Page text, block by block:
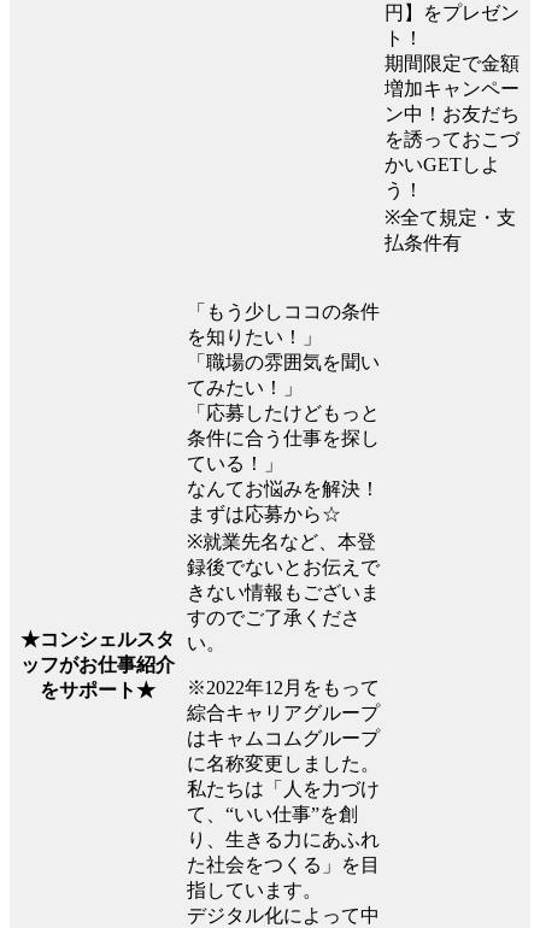
円】をプレゼン
ト！
期間限定で金額
増加キャンペー
ン中！お友だち
を誘っておこづ
かいGETしよ
う！
※全て規定・支
払条件有
★コンシェルスタ
ッフがお仕事紹介
をサポート★
「もう少しココの条件
を知りたい！」
「職場の雰囲気を聞い
てみたい！」
「応募したけどもっと
条件に合う仕事を探し
ている！」
なんてお悩みを解決！
まずは応募から☆
※就業先名など、本登
録後でないとお伝えで
きない情報もございま
すのでご了承くださ
い。
※2022年12月をもって
綜合キャリアグループ
はキャムコムグループ
に名称変更しました。
私たちは「人を力づけ
て、“いい仕事”を創
り、生きる力にあふれ
た社会をつくる」を目
指しています。
デジタル化によって中